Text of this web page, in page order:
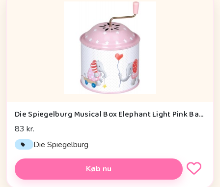
Die Spiegelburg Musical Box Elephant Light Pink Baby Charms - Legetøj
83 kr.
Die Spiegelburg
Køb nu